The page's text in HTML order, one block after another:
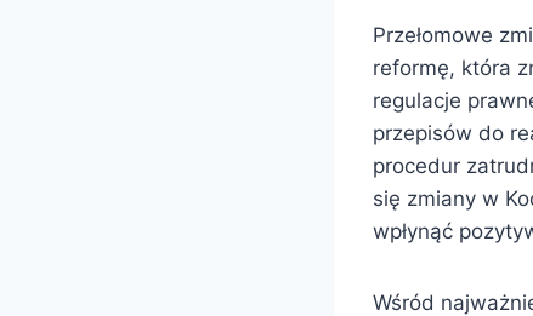
Przełomowe
reformę, która
regulacje
przepisów do
procedur
się zmiany w
wpłynąć
Wśród